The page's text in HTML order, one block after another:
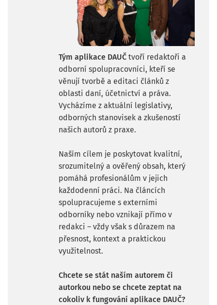
Tým aplikace DAUČ tvoří redaktoři a
odborní spolupracovníci, kteří se
věnují tvorbě a editaci článků z
oblasti daní, účetnictví a práva.
Vycházíme z aktuální legislativy,
odborných stanovisek a zkušeností
našich autorů z praxe.
Naším cílem je poskytovat kvalitní,
srozumitelný a ověřený obsah, který
pomáhá profesionálům v jejich
každodenní práci. Na článcích
spolupracujeme s externími
odborníky nebo vznikají přímo v
redakci – vždy však s důrazem na
přesnost, kontext a praktickou
využitelnost.
Chcete se stát naším autorem či
autorkou nebo se chcete zeptat na
cokoliv k fungování aplikace DAUČ?